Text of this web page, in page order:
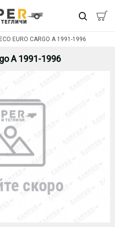
EURO CARGO A 1991-1996
A 1991-1996